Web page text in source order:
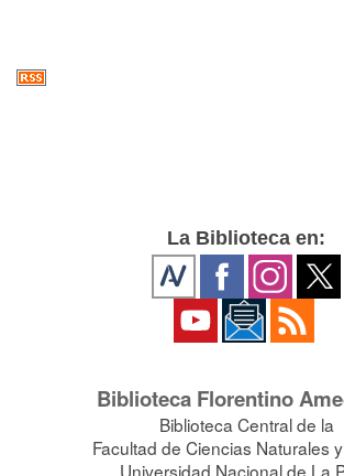
La Biblioteca en:
Biblioteca Florentino
Biblioteca Central de la
Facultad de Ciencias Naturales
Universidad Nacional de La